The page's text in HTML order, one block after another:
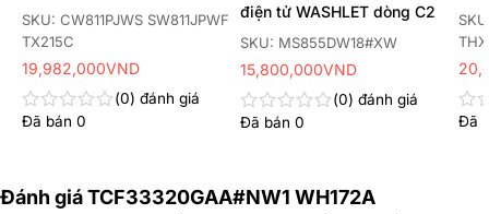
SKU: CW811PJWS SW811JPWF
TX215C
Được
5
0
đánh giá
Đã bán 0
19,982,000VND
SKU: MS855DW18#XW
điện tử WASHLET dòng C2
Được
5
0
đánh giá
Đã bán 0
15,800,000VND
Đã
Đánh giá TCF33320GAA#NW1 WH172A